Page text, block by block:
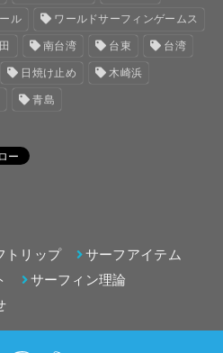
ル ワールドサーフィンゲームス
南台湾 台東 台湾
日焼け止め 木崎浜
青島
トリップ
サーフアイテム
サーフィン理論